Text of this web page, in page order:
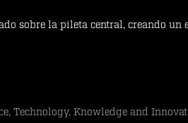
sobre la pileta central, creando un
Technology, Knowledge and